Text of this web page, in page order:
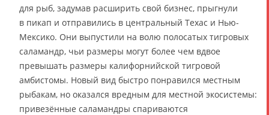
для рыб, задумав расширить свой бизнес, прыгнули
в пикап и отправились в центральный Техас и Нью-
Мексико. Они выпустили на волю полосатых тигровых
саламандр, чьи размеры могут более чем вдвое
превышать размеры калифорнийской тигровой
амбистомы. Новый вид быстро понравился местным
рыбакам, но оказался вредным для местной экосистемы:
привезённые саламандры спариваются